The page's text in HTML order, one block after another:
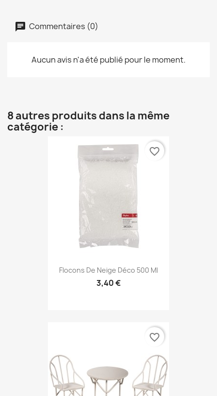
Commentaires (0)
Aucun avis n'a été publié pour le moment.
8 autres produits dans la même
catégorie :
Flocons De Neige Déco 500 Ml
3,40 €
favorite_border
favorite_border